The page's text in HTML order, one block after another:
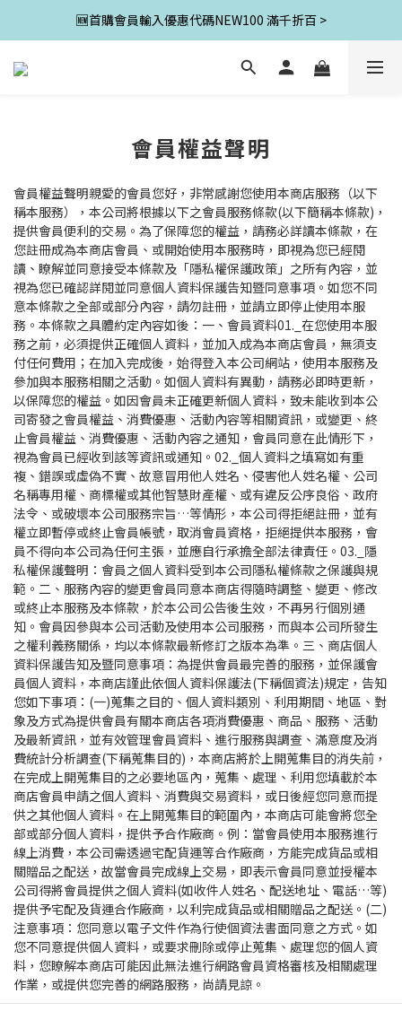
🆕首購會員輸入優惠代碼NEW100 滿千折百 >
會員權益聲明
會員權益聲明親愛的會員您好，非常感謝您使用本商店服務（以下
稱本服務），本公司將根據以下之會員服務條款(以下簡稱本條款)，
提供會員便利的交易。為了保障您的權益，請務必詳讀本條款，在
您註冊成為本商店會員、或開始使用本服務時，即視為您已經閱
讀、瞭解並同意接受本條款及「隱私權保護政策」之所有內容，並
視為您已確認詳閱並同意個人資料保護告知暨同意事項。如您不同
意本條款之全部或部分內容，請勿註冊，並請立即停止使用本服
務。本條款之具體約定內容如後：一、會員資料01._在您使用本服
務之前，必須提供正確個人資料，並加入成為本商店會員，無須支
付任何費用；在加入完成後，始得登入本公司網站，使用本服務及
參加與本服務相關之活動。如個人資料有異動，請務必即時更新，
以保障您的權益。如因會員未正確更新個人資料，致未能收到本公
司寄發之會員權益、消費優惠、活動內容等相關資訊，或變更、終
止會員權益、消費優惠、活動內容之通知，會員同意在此情形下，
視為會員已經收到該等資訊或通知。02._個人資料之填寫如有重
複、錯誤或虛偽不實、故意冒用他人姓名、侵害他人姓名權、公司
名稱專用權、商標權或其他智慧財產權、或有違反公序良俗、政府
法令、或破壞本公司服務宗旨…等情形，本公司得拒絕註冊，並有
權立即暫停或終止會員帳號，取消會員資格，拒絕提供本服務，會
員不得向本公司為任何主張，並應自行承擔全部法律責任。03._隱
私權保護聲明：會員之個人資料受到本公司隱私權條款之保護與規
範。二、服務內容的變更會員同意本商店得隨時調整、變更、修改
或終止本服務及本條款，於本公司公告後生效，不再另行個別通
知。會員因參與本公司活動及使用本公司服務，而與本公司所發生
之權利義務關係，均以本條款最新修訂之版本為準。三、商店個人
資料保護告知及暨同意事項：為提供會員最完善的服務，並保護會
員個人資料，本商店謹此依個人資料保護法(下稱個資法)規定，告知
您如下事項：(一)蒐集之目的、個人資料類別、利用期間、地區、對
象及方式為提供會員有關本商店各項消費優惠、商品、服務、活動
及最新資訊，並有效管理會員資料、進行服務與調查、滿意度及消
費統計分析調查(下稱蒐集目的)，本商店將於上開蒐集目的消失前，
在完成上開蒐集目的之必要地區內，蒐集、處理、利用您填載於本
商店會員申請之個人資料、消費與交易資料，或日後經您同意而提
供之其他個人資料。在上開蒐集目的範圍內，本商店可能會將您全
部或部分個人資料，提供予合作廠商。例：當會員使用本服務進行
線上消費，本公司需透過宅配貨運等合作廠商，方能完成貨品或相
關贈品之配送，故當會員完成線上交易，即表示會員同意並授權本
公司得將會員提供之個人資料(如收件人姓名、配送地址、電話…等)
提供予宅配及貨運合作廠商，以利完成貨品或相關贈品之配送。(二)
注意事項：您同意以電子文件作為行使個資法書面同意之方式。如
您不同意提供個人資料，或要求刪除或停止蒐集、處理您的個人資
料，您瞭解本商店可能因此無法進行網路會員資格審核及相關處理
作業，或提供您完善的網路服務，尚請見諒。